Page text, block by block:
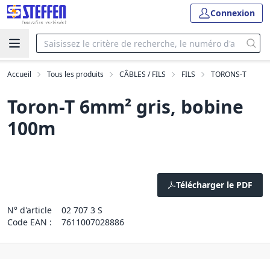
Connexion
Accueil Tous les produits CÂBLES / FILS FILS TORONS-T
Toron-T 6mm² gris, bobine
100m
Télécharger le PDF
N° d'article
02 707 3 S
Code EAN :
7611007028886